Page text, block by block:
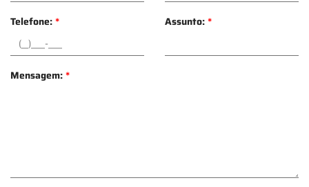
Telefone:* Assunto:*
Mensagem:*